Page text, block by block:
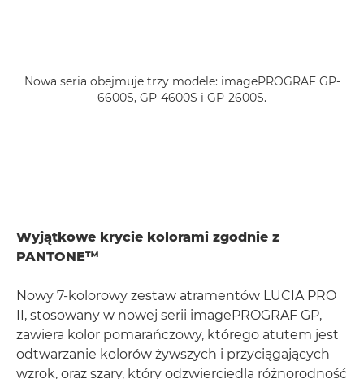
Nowa seria obejmuje trzy modele: imagePROGRAF GP-
6600S, GP-4600S i GP-2600S.
Wyjątkowe krycie kolorami zgodnie z
PANTONE™
Nowy 7-kolorowy zestaw atramentów LUCIA PRO
II, stosowany w nowej serii imagePROGRAF GP,
zawiera kolor pomarańczowy, którego atutem jest
odtwarzanie kolorów żywszych i przyciągających
wzrok, oraz szary, który odzwierciedla różnorodność